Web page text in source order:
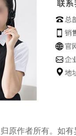
作者所有。如